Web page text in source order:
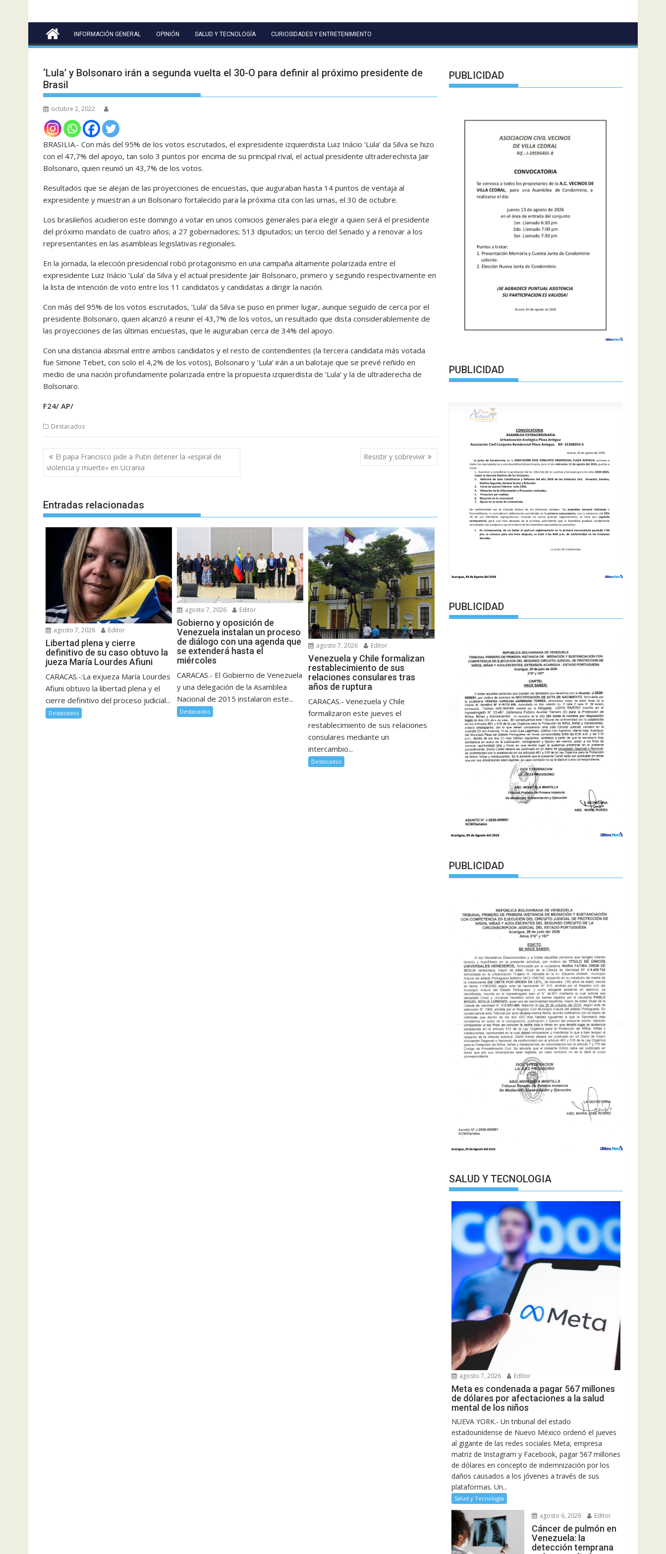
INFORMACIÓN GENERAL OPINIÓN SALUD Y TECNOLOGÍA CURIOSIDADES Y ENTRETENIMIENTO
‘Lula’ y Bolsonaro irán a segunda vuelta el 30-O para definir al próximo presidente de
Brasil
octubre 2, 2022
BRASILIA.- Con más del 95% de los votos escrutados, el expresidente izquierdista Luiz Inácio ‘Lula’ da Silva se hizo
con el 47,7% del apoyo, tan solo 3 puntos por encima de su principal rival, el actual presidente ultraderechista Jair
Bolsonaro, quien reunió un 43,7% de los votos.
Resultados que se alejan de las proyecciones de encuestas, que auguraban hasta 14 puntos de ventaja al
expresidente y muestran a un Bolsonaro fortalecido para la próxima cita con las urnas, el 30 de octubre.
Los brasileños acudieron este domingo a votar en unos comicios generales para elegir a quien será el presidente
del próximo mandato de cuatro años; a 27 gobernadores; 513 diputados; un tercio del Senado y a renovar a los
representantes en las asambleas legislativas regionales.
En la jornada, la elección presidencial robó protagonismo en una campaña altamente polarizada entre el
expresidente Luiz Inácio ‘Lula’ da Silva y el actual presidente Jair Bolsonaro, primero y segundo respectivamente en
la lista de intención de voto entre los 11 candidatos y candidatas a dirigir la nación.
Con más del 95% de los votos escrutados, ‘Lula’ da Silva se puso en primer lugar, aunque seguido de cerca por el
presidente Bolsonaro, quien alcanzó a reunir el 43,7% de los votos, un resultado que dista considerablemente de
las proyecciones de las últimas encuestas, que le auguraban cerca de 34% del apoyo.
Con una distancia abismal entre ambos candidatos y el resto de contendientes (la tercera candidata más votada
fue Simone Tebet, con solo el 4,2% de los votos), Bolsonaro y ‘Lula’ irán a un balotaje que se prevé reñido en
medio de una nación profundamente polarizada entre la propuesta izquierdista de ‘Lula’ y la de ultraderecha de
Bolsonaro.
F24/ AP/
Destacados
Navegación
de
entradas
El papa Francisco pide a Putin detener la «espiral de
violencia y muerte» en Ucrania
Resistir y sobrevivir
Entradas relacionadas
agosto 7, 2026 Editor
Libertad plena y cierre
definitivo de su caso obtuvo la
jueza María Lourdes Afiuni
CARACAS.-:La exjueza María Lourdes
Afiuni obtuvo la libertad plena y el
cierre definitivo del proceso judicial...
Destacados
agosto 7, 2026 Editor
Gobierno y oposición de
Venezuela instalan un proceso
de diálogo con una agenda que
se extenderá hasta el
miércoles
CARACAS.- El Gobierno de Venezuela
y una delegación de la Asamblea
Nacional de 2015 instalaron este...
Destacados
agosto 7, 2026 Editor
Venezuela y Chile formalizan
restablecimiento de sus
relaciones consulares tras
años de ruptura
CARACAS.- Venezuela y Chile
formalizaron este jueves el
restablecimiento de sus relaciones
consulares mediante un
intercambio...
Destacados
PUBLICIDAD
PUBLICIDAD
PUBLICIDAD
PUBLICIDAD
SALUD Y TECNOLOGIA
agosto 7, 2026 Editor
Meta es condenada a pagar 567 millones
de dólares por afectaciones a la salud
mental de los niños
NUEVA YORK.- Un tribunal del estado
estadounidense de Nuevo México ordenó el jueves
al gigante de las redes sociales Meta, empresa
matriz de Instagram y Facebook, pagar 567 millones
de dólares en concepto de indemnización por los
daños causados a los jóvenes a través de sus
plataformas. Un...
Salud y Tecnología
agosto 6, 2026 Editor
Cáncer de pulmón en
Venezuela: la
detección temprana